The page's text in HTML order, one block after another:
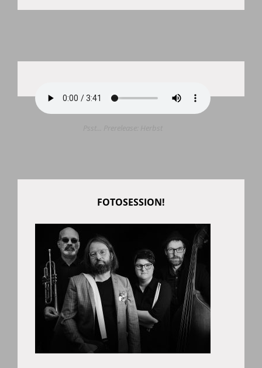
FOTOSESSION!